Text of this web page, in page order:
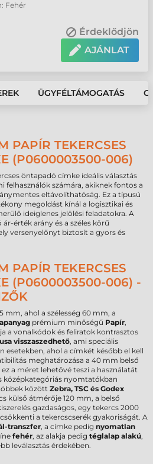
Fehér
Érdeklődjön
AJÁNLAT
ÜGYFÉLTÁMOGATÁS
PAPÍR TEKERCSES
(P0600003500-006)
öntapadó címke ideális választás
felhasználók számára, akiknek fontos a
eltávolíthatóság. Ez a típusú
megoldást kínál a logisztikai és
ideiglenes jelölési feladatokra. A
érték arány és a széles körű
versenyelőnyt biztosít a gyors és
PAPÍR TEKERCSES
(P0600003500-006) -
ahol a szélesség 60 mm, a
prémium minőségű Papír,
a vonalkódok és feliratok kontrasztos
visszaszedhető, ami speciális
esetekben, ahol a címkét később el kell
meghatározása a 40 mm belső
a méret lehetővé teszi a használatát
középkategóriás nyomtatókban
között Zebra, TSC és Godex
külső átmérője 120 mm, a belső
gazdaságos, egy tekercs 2000
a tekercscserék gyakoriságát. A
transzfer, a címke pedig nyomatlan
fehér, az alakja pedig téglalap alakú,
leválasztás érdekében.